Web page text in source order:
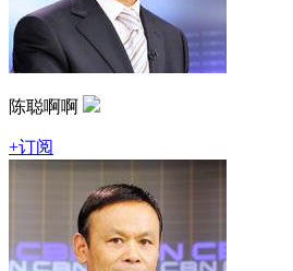
陈聪啊啊
+订阅